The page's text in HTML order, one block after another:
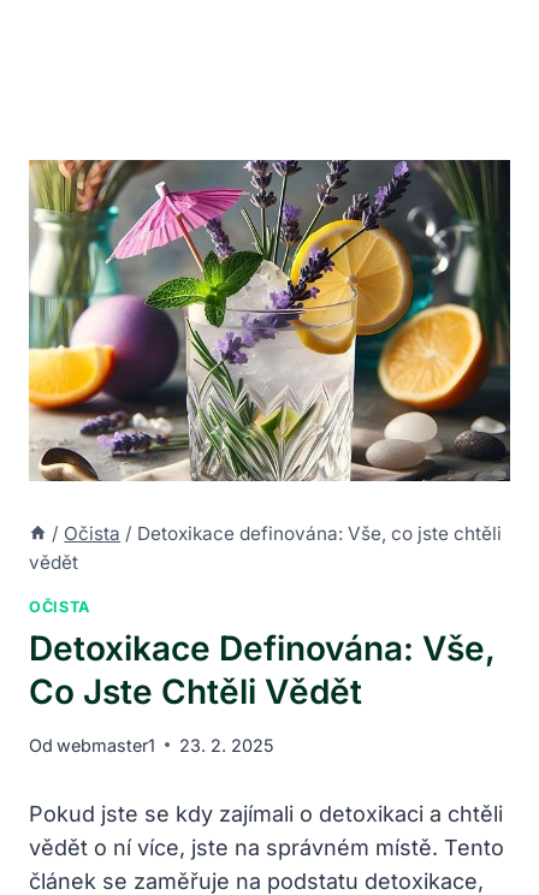
/ Očista / Detoxikace definována: Vše, co jste chtěli
vědět
OČISTA
Detoxikace Definována: Vše,
Co Jste Chtěli Vědět
Od webmaster1 23. 2. 2025
Pokud jste se kdy zajímali o detoxikaci a chtěli
vědět o‍ ní⁢ více, jste na správném místě. Tento
článek⁤ se​ zaměřuje na podstatu detoxikace,